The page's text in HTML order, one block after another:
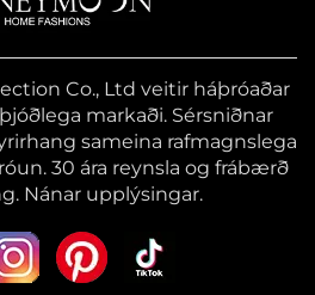
Co., Ltd veitir háþróaðar
markaði. Sérsniðnar
sameina rafmagnslega
30 ára reynsla og frábærð
Nánar upplýsingar.